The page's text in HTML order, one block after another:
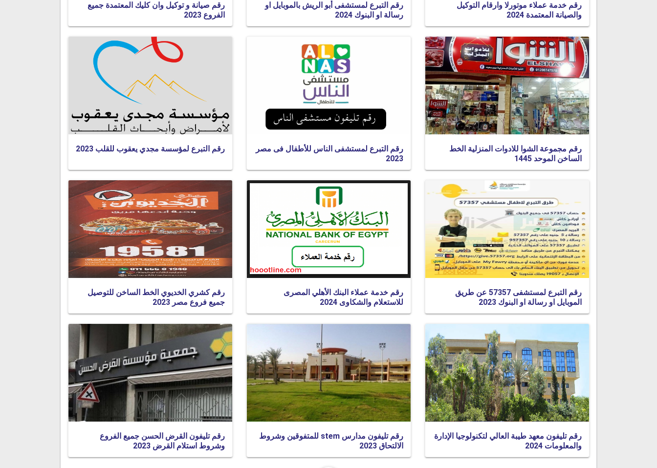
رقم خدمة عملاء موتورلا وارقام التوكيل
والصيانة المعتمدة 2024
رقم التبرع لمستشفى أبو الريش بالموبايل او
رسالة او البنوك 2024
رقم صيانة و توكيل وان كليك المعتمدة جميع
الفروع 2023
رقم مجموعة الشوا للادوات المنزلية الخط
الساخن الموحد 1445
رقم التبرع لمستشفى الناس للأطفال فى مصر
2023
رقم التبرع لمؤسسة مجدي يعقوب للقلب 2023
رقم التبرع لمستشفى 57357 عن طريق
الموبايل او رسالة او البنوك 2023
رقم خدمة عملاء البنك الأهلي المصرى
للاستعلام والشكاوى 2024
رقم كشري الخديوي الخط الساخن للتوصيل
جميع فروع مصر 2023
رقم تليفون معهد طيبة العالي لتكنولوجيا الإدارة
والمعلومات 2024
رقم تليفون مدارس stem للمتفوقين وشروط
الالتحاق 2023
رقم تليفون القرض الحسن جميع الفروع
وشروط استلام القرض 2023